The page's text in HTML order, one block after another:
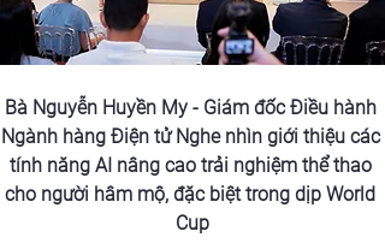
Bà Nguyễn Huyền My - Giám đốc Điều hành
Ngành hàng Điện tử Nghe nhìn giới thiệu các
tính năng AI nâng cao trải nghiệm thể thao
cho người hâm mộ, đặc biệt trong dịp World
Cup